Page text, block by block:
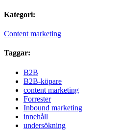
Kategori:
Content marketing
Taggar:
B2B
B2B-köpare
content marketing
Forrester
Inbound marketing
innehåll
undersökning